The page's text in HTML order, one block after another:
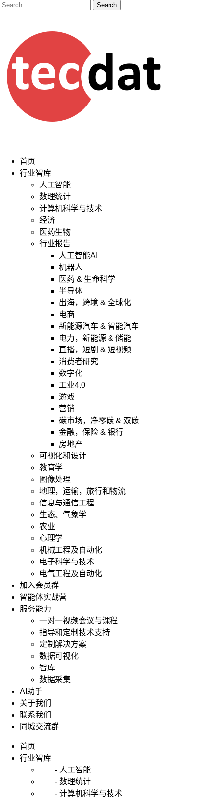
首页
行业智库
人工智能
数理统计
计算机科学与技术
经济
医药生物
行业报告
人工智能AI
机器人
医药 & 生命科学
半导体
出海，跨境 & 全球化
电商
新能源汽车 & 智能汽车
电力，新能源 & 储能
直播，短剧 & 短视频
消费者研究
数字化
工业4.0
游戏
营销
碳市场，净零碳 & 双碳
金融，保险 & 银行
房地产
可视化和设计
教育学
图像处理
地理，运输，旅行和物流
信息与通信工程
生态、气象学
农业
心理学
机械工程及自动化
电子科学与技术
电气工程及自动化
加入会员群
智能体实战营
服务能力
一对一视频会议与课程
指导和定制技术支持
定制解决方案
数据可视化
智库
数据采集
AI助手
关于我们
联系我们
同城交流群
首页
行业智库
- 人工智能
- 数理统计
- 计算机科学与技术